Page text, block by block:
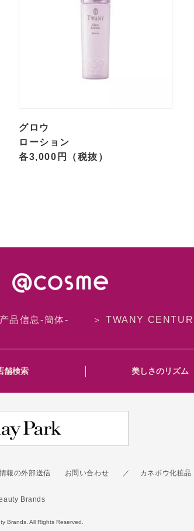
グロウ
ローション
各3,000円（税抜）
品信息-簡体- ＞ TWANY
舗検索 美しさのリズム
報の外部送信 お問い合わせ カネボウ化粧品
Brands
Brands. All Rights Reserved.